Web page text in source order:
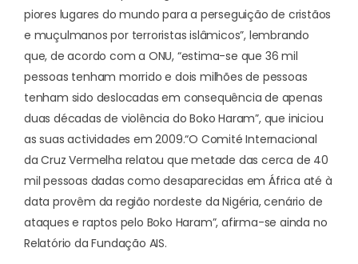
piores lugares do mundo para a perseguição de cristãos
e muçulmanos por terroristas islâmicos”, lembrando
que, de acordo com a ONU, “estima-se que 36 mil
pessoas tenham morrido e dois milhões de pessoas
tenham sido deslocadas em consequência de apenas
duas décadas de violência do Boko Haram”, que iniciou
as suas actividades em 2009.“O Comité Internacional
da Cruz Vermelha relatou que metade das cerca de 40
mil pessoas dadas como desaparecidas em África até à
data provêm da região nordeste da Nigéria, cenário de
ataques e raptos pelo Boko Haram”, afirma-se ainda no
Relatório da Fundação AIS.